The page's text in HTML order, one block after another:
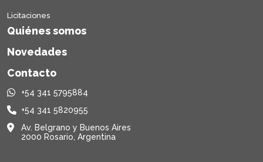
Licitaciones
Quiénes somos
Novedades
Contacto
+54 341 5795884
+54 341 5820955
Av. Belgrano y Buenos Aires
2000 Rosario, Argentina